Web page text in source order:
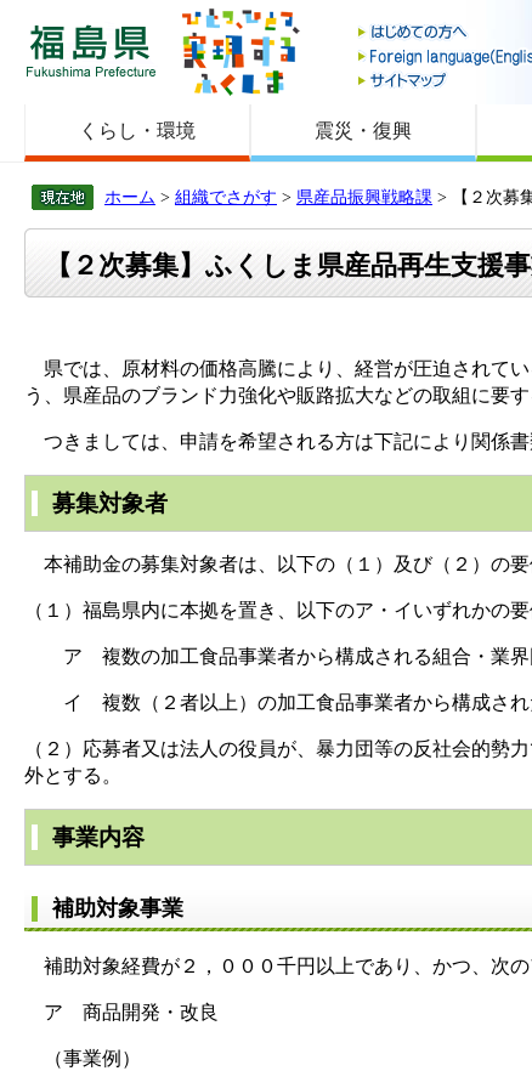
福島県
くらし・環境 震災・復興
ホーム > 組織でさがす > 県産品振興戦略課 > 【２次募
【２次募集】ふくしま県産品再生支援
県では、原材料の価格高騰により、経営が圧迫されて
う、県産品のブランド力強化や販路拡大などの取組に要
つきましては、申請を希望される方は下記により関係書
募集対象者
本補助金の募集対象者は、以下の（１）及び（２）の
（１）福島県内に本拠を置き、以下のア・イいずれか
ア 複数の加工食品事業者から構成される組合・業界
イ 複数（２者以上）の加工食品事業者から構成され
（２）応募者又は法人の役員が、暴力団等の反社会的勢
外とする。
事業内容
補助対象事業
補助対象経費が２，０００千円以上であり、かつ、次
ア 商品開発・改良
（事業例）